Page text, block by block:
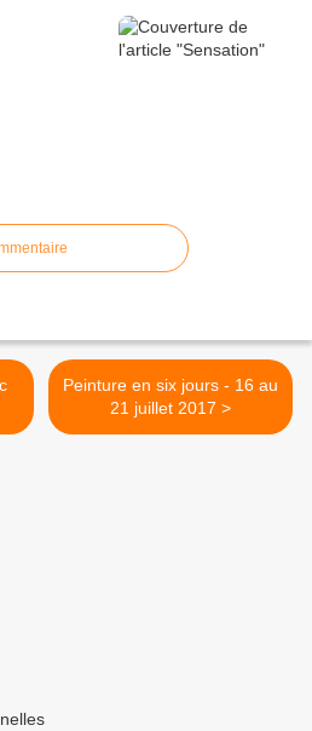
Peinture en six jours - 16 au
21 juillet 2017 >